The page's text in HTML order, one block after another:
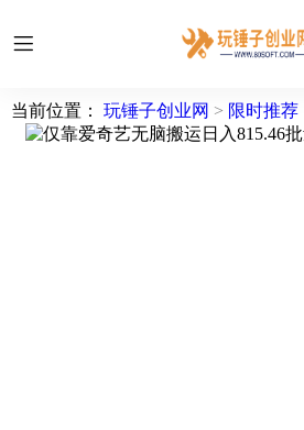
当前位置： 玩锤子创业网 > 限时推荐